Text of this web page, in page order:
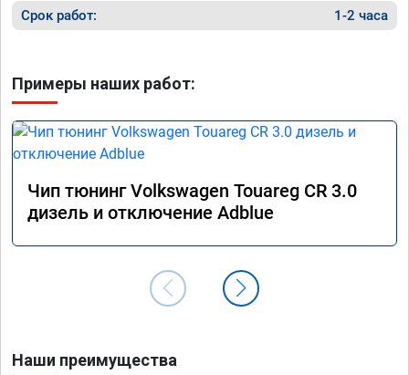
Срок работ: 1-2 часа
Примеры наших работ:
Чип тюнинг Volkswagen Touareg CR 3.0
дизель и отключение Adblue
Наши преимущества